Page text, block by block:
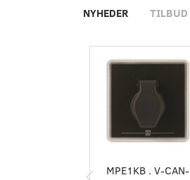
NYHEDER TILBUD
MPE1KB . V-CAN-